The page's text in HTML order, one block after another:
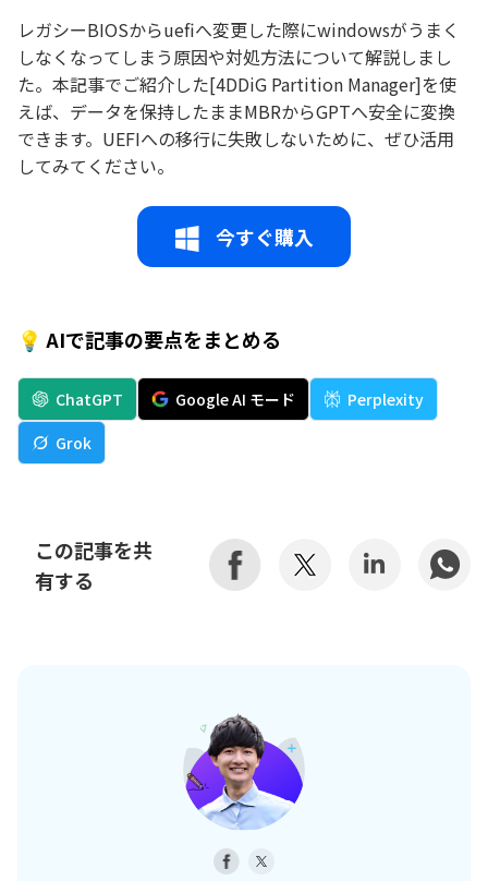
レガシーBIOSからuefiへ変更した際にwindowsがうまく
しなくなってしまう原因や対処方法について解説しまし
た。本記事でご紹介した[4DDiG Partition Manager]を使
えば、データを保持したままMBRからGPTへ安全に変換
できます。UEFIへの移行に失敗しないために、ぜひ活用
してみてください。
今すぐ購入
💡 AIで記事の要点をまとめる
ChatGPT Google AI モード
Perplexity
Grok
この記事を共
有する